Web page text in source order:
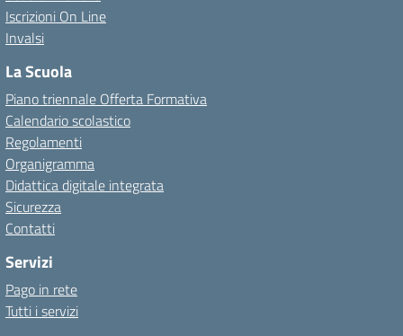
Iscrizioni On Line
Invalsi
La Scuola
Piano triennale Offerta Formativa
Calendario scolastico
Regolamenti
Organigramma
Didattica digitale integrata
Sicurezza
Contatti
Servizi
Pago in rete
Tutti i servizi